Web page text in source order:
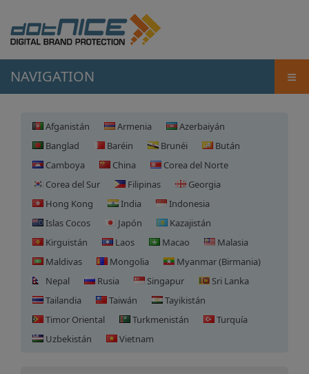
NAVIGATION ≡
Afganistán Armenia
Azerbaiyán
Banglad
Baréin Brunéi
Bután
Camboya
China
Corea del Norte
Corea del Sur
Filipinas
Georgia
Hong Kong
India
Indonesia
Islas Cocos
Japón
Kazajistán
Kirguistán
Laos Macao
Malasia
Maldivas
Mongolia
Myanmar (Birmania)
Nepal
Rusia Singapur
Sri Lanka
Tailandia
Taiwán
Tayikistán
Timor Oriental
Turkmenistán
Turquía
Uzbekistán
Vietnam
Registro de Dominio en
Kazajistán